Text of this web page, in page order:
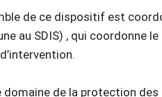
de ce dispositif est
au SDIS) , qui coordonne
domaine de la protection